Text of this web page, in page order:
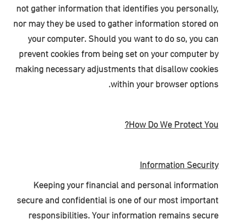
not gather information that identifies you personally,
nor may they be used to gather information stored on
your computer. Should you want to do so, you can
prevent cookies from being set on your computer by
making necessary adjustments that disallow cookies
within your browser options
.
How Do We Protect You?
Information Security
Keeping your financial and personal information
secure and confidential is one of our most important
responsibilities. Your information remains secure